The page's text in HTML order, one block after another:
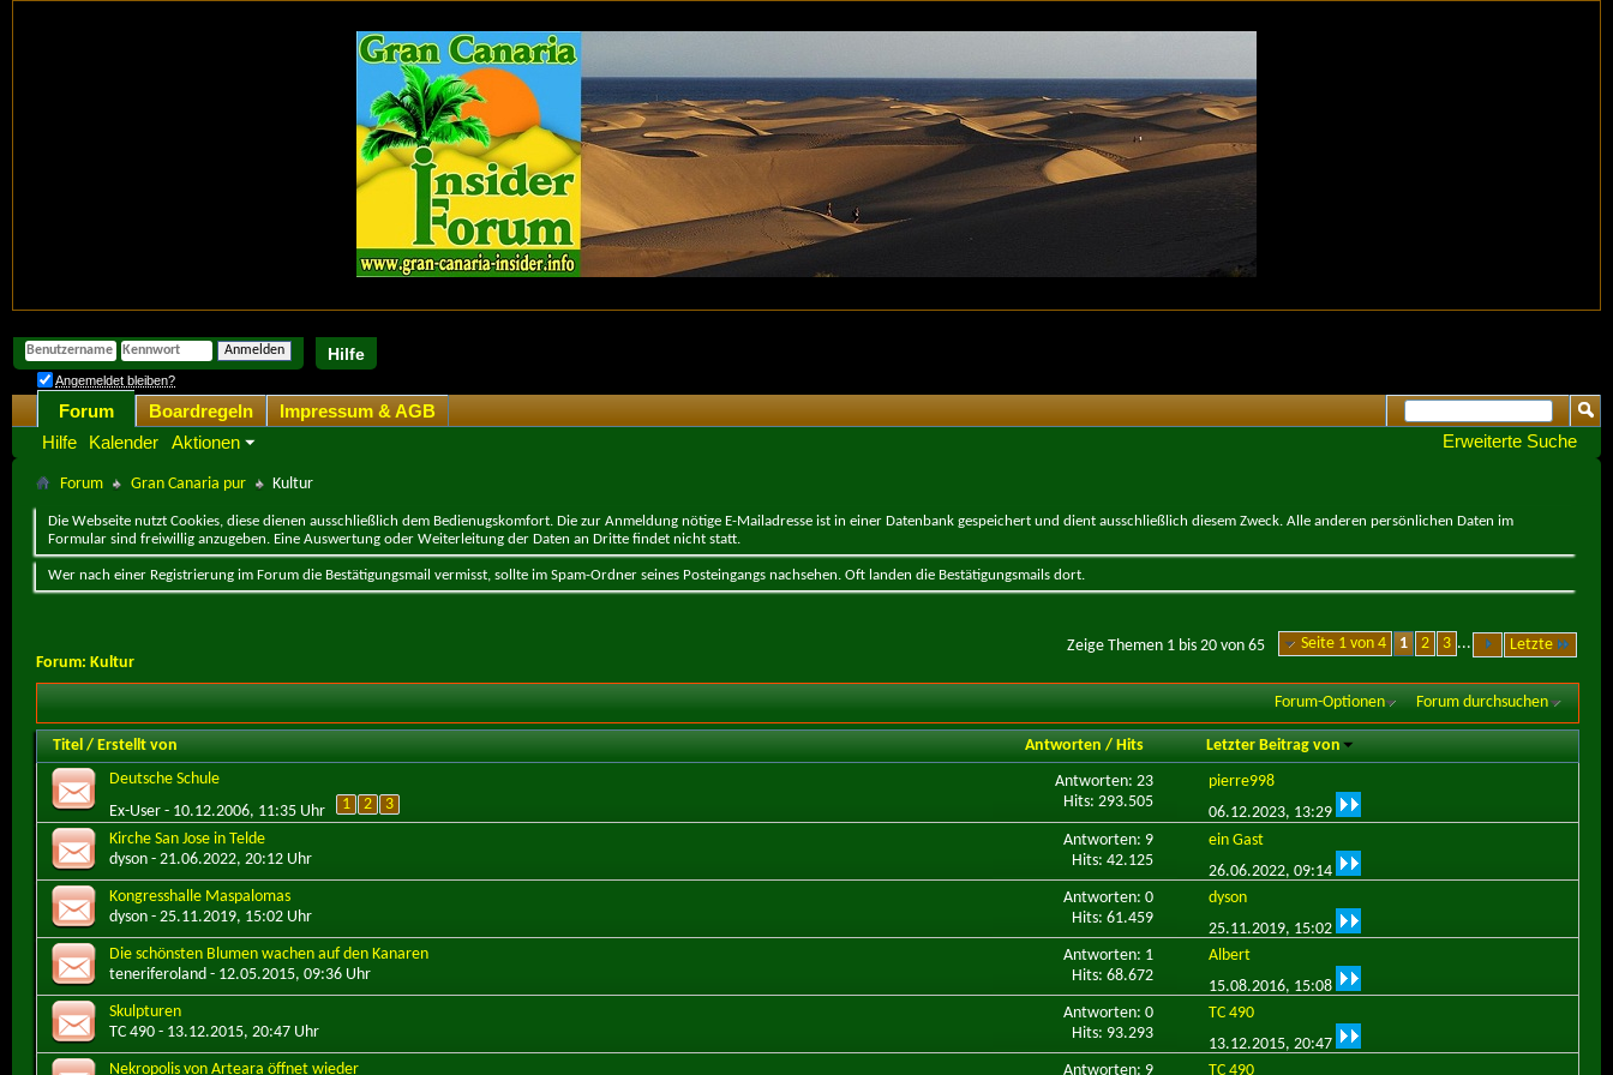
Hilfe
Angemeldet bleiben?
Forum
Hilfe
Kalender Aktionen
Boardregeln
Impressum & AGB
Erweiterte Suche
Forum Gran Canaria pur Kultur
Die Webseite nutzt Cookies, diese dienen ausschließlich dem Bedienugskomfort. Die zur Anmeldung nötige E-Mailadresse ist in einer Datenbank gespeichert und dient ausschließlich diesem Zweck. Alle anderen persönlichen Daten im
Formular sind freiwillig anzugeben. Eine Auswertung oder Weiterleitung der Daten an Dritte findet nicht statt.
Wer nach einer Registrierung im Forum die Bestätigungsmail vermisst, sollte im Spam-Ordner seines Posteingangs nachsehen. Oft landen die Bestätigungsmails dort.
Seite 1 von 4 1 2 3 ... Letzte
Zeige Themen 1 bis 20 von 65
Forum: Kultur
Forum-Optionen Forum durchsuchen
Titel / Erstellt von Antworten / Hits
Letzter Beitrag von
Deutsche Schule
Ex-User - 10.12.2006, 11:35 Uhr 1 2 3
Antworten: 23
Hits: 293.505
pierre998
06.12.2023, 13:29
Kirche San Jose in Telde
dyson - 21.06.2022, 20:12 Uhr
Antworten: 9
Hits: 42.125
ein Gast
26.06.2022, 09:14
Kongresshalle Maspalomas
dyson - 25.11.2019, 15:02 Uhr
Antworten: 0
Hits: 61.459
dyson
25.11.2019, 15:02
Die schönsten Blumen wachen auf den Kanaren
teneriferoland - 12.05.2015, 09:36 Uhr
Antworten: 1
Hits: 68.672
Albert
15.08.2016, 15:08
Skulpturen
TC 490 - 13.12.2015, 20:47 Uhr
Antworten: 0
Hits: 93.293
TC 490
13.12.2015, 20:47
Nekropolis von Arteara öffnet wieder
Antworten: 9
TC 490